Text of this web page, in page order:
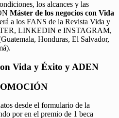
los alcances y las
Máster de los negocios con Vida
a los FANS de la Revista Vida y
LINKEDIN e INSTAGRAM,
Honduras, El Salvador,
Vida y Éxito y ADEN
desde el formulario de la
por en el premio de 1 beca